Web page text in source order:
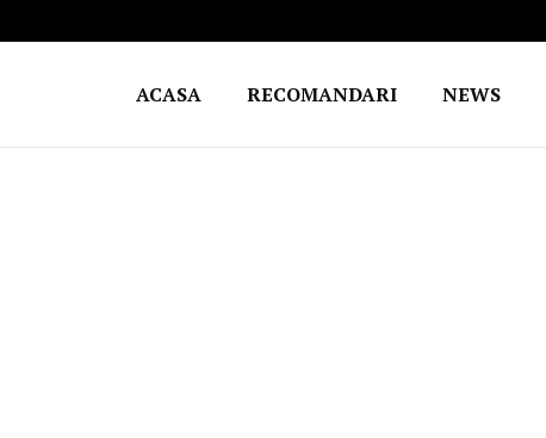
ACASA RECOMANDARI NEWS